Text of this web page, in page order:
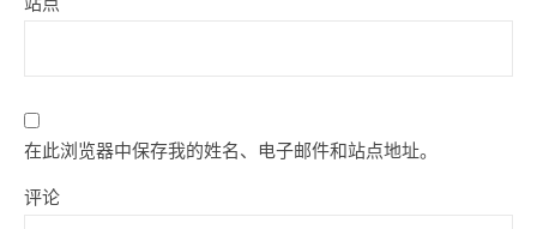
在此浏览器中保存我的姓名、电子邮件和站点地址。
评论